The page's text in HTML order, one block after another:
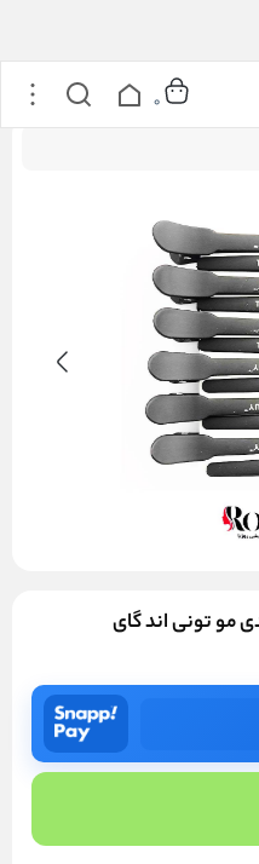
بندی مو تونی اند گای
0
مو تونی اند گای